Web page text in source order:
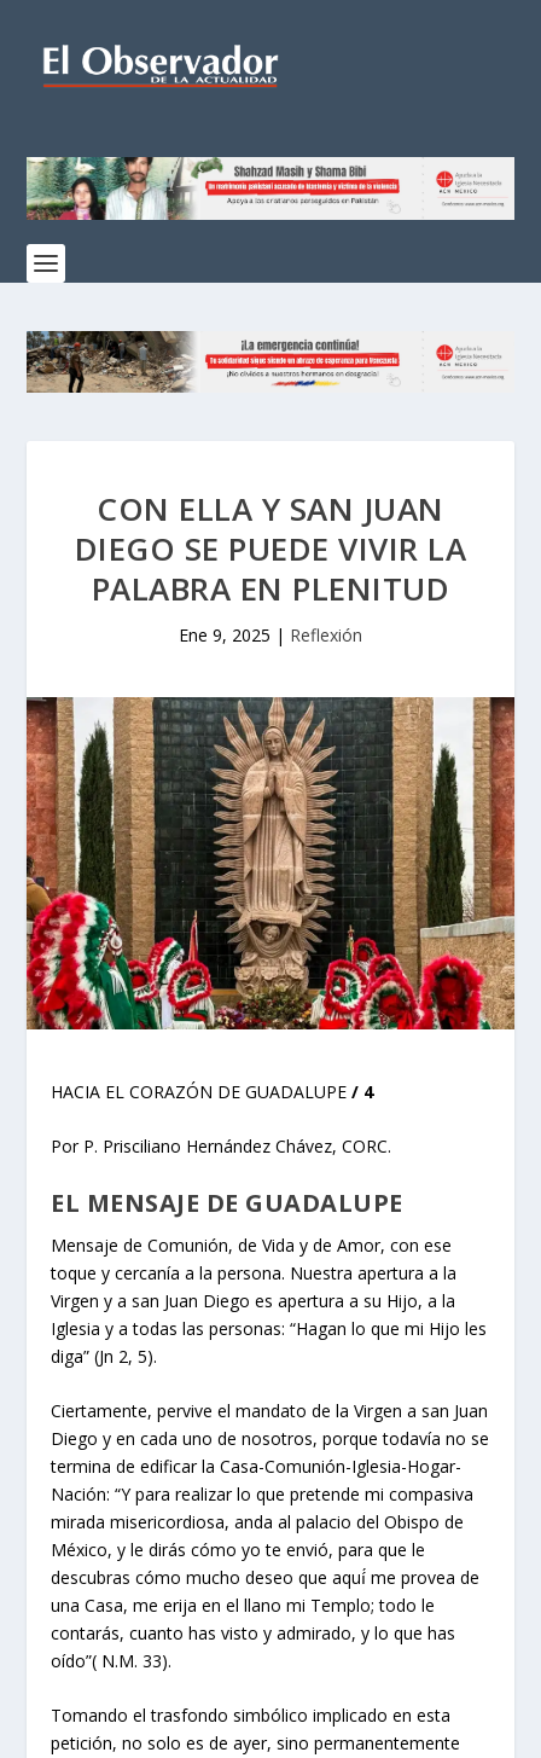
CON ELLA Y SAN JUAN
DIEGO SE PUEDE VIVIR LA
PALABRA EN PLENITUD
Ene 9, 2025 | Reflexión
HACIA EL CORAZÓN DE GUADALUPE/ 4
Por P. Prisciliano Hernández Chávez, CORC.
EL MENSAJE DE GUADALUPE
Mensaje de Comunión, de Vida y de Amor, con ese
toque y cercanía a la persona. Nuestra apertura a la
Virgen y a san Juan Diego es apertura a su Hijo, a la
Iglesia y a todas las personas: “Hagan lo que mi Hijo les
diga” (Jn 2, 5).
Ciertamente, pervive el mandato de la Virgen a san Juan
Diego y en cada uno de nosotros, porque todavía no se
termina de edificar la Casa-Comunión-Iglesia-Hogar-
Nación: “Y para realizar lo que pretende mi compasiva
mirada misericordiosa, anda al palacio del Obispo de
México, y le dirás cómo yo te envió, para que le
descubras cómo mucho deseo que aquí́ me provea de
una Casa, me erija en el llano mi Templo; todo le
contarás, cuanto has visto y admirado, y lo que has
oído”( N.M. 33).
Tomando el trasfondo simbólico implicado en esta
petición, no solo es de ayer, sino permanentemente